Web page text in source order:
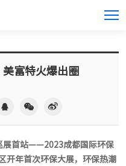
富特火爆出圈
展首站——2023成都国际环保
开年首次环保大展，环保热潮